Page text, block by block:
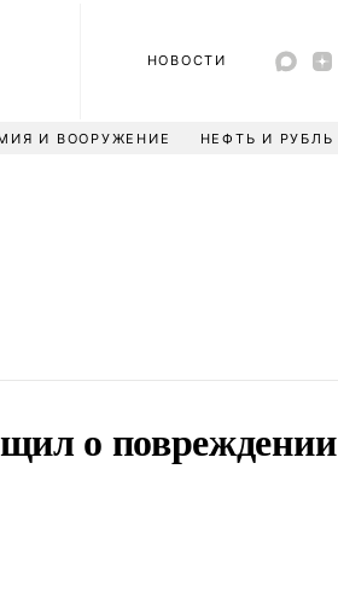
НОВОСТИ
И ВООРУЖЕНИЕ НЕФТЬ И РУБЛЬ
о повреждении